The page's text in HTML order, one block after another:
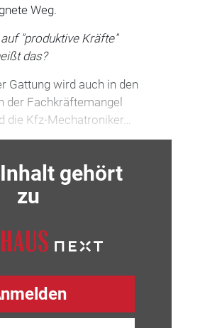
Weg.
"produktive Kräfte"
das?
Gattung wird auch in den
der Fachkräftemangel
die Kfz-Mechatroniker…
gehört
zu